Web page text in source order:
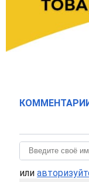
или